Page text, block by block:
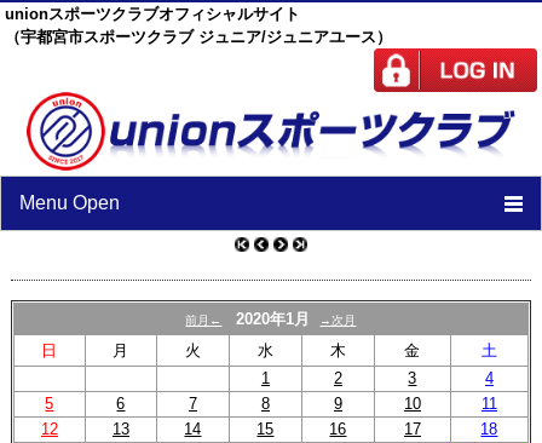
unionスポーツクラブオフィシャルサイト
（宇都宮市スポーツクラブ ジュニア/ジュニアユース）
Menu Open
TOP
ニュース
スケジュール
スタッフ
前月← 2020年1月 →次月
日 月 火 水 木 金
土
1
2 3
4
5
6 7 8 9 10
11
12
13 14 15 16 17
18